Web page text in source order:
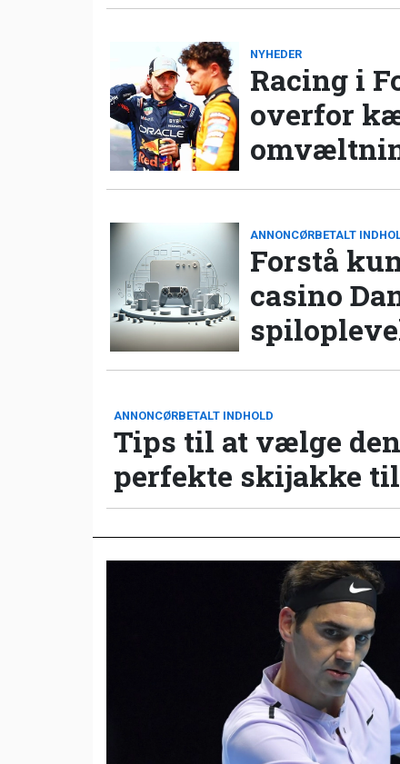
NYHEDER
Racing i
overfor
ANNONCØRBETALT
Forstå
casino
ANNONCØRBETALT INDHOLD
Tips til at vælge den
perfekte skijakke